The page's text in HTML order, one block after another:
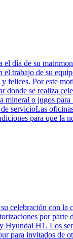
día de su
trabajo de su
felices. Por este
donde se realiza
o jugos
servicioLas
para que la
celebración con la
por
H1. Los
para invitados de